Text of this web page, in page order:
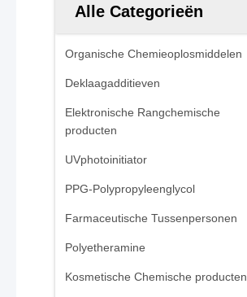
Alle Categorieën
Organische Chemieoplosmiddelen
Deklaagadditieven
Elektronische Rangchemische
producten
UVphotoinitiator
PPG-Polypropyleenglycol
Farmaceutische Tussenpersonen
Polyetheramine
Kosmetische Chemische producten